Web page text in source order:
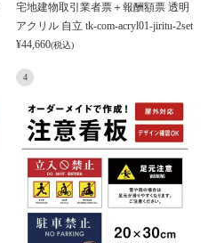
宅地建物取引業者票＋報酬額票 透明
アクリル 自立 tk-com-acryl01-jiritu-2set
¥44,660(税込)
4